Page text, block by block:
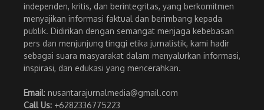
independen, kritis, dan berintegritas, yang berkomitmen
menyajikan informasi faktual dan berimbang kepada
publik. Didirikan dengan semangat menjaga kebebasan
pers dan menjunjung tinggi etika jurnalistik, kami hadir
sebagai suara masyarakat dalam menyalurkan informasi,
inspirasi, dan edukasi yang mencerahkan.
Email: nusantarajurnalmedia@gmail.com
Call Us: +6282336775223